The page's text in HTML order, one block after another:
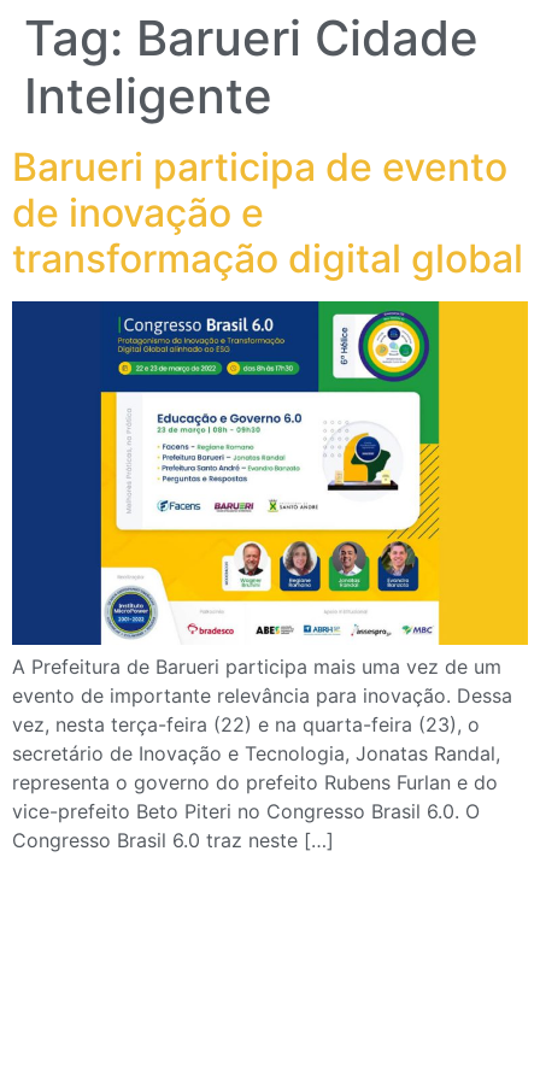
Tag: Barueri Cidade
Inteligente
Barueri participa de evento
de inovação e
transformação digital global
A Prefeitura de Barueri participa mais uma vez de um
evento de importante relevância para inovação. Dessa
vez, nesta terça-feira (22) e na quarta-feira (23), o
secretário de Inovação e Tecnologia, Jonatas Randal,
representa o governo do prefeito Rubens Furlan e do
vice-prefeito Beto Piteri no Congresso Brasil 6.0. O
Congresso Brasil 6.0 traz neste […]